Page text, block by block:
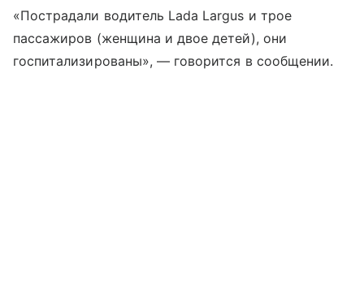
«Пострадали водитель Lada Largus и трое
пассажиров (женщина и двое детей), они
госпитализированы», — говорится в сообщении.